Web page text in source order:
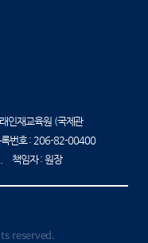
인재교육원 (국제관
번호 : 206-82-00400
. 책임자 : 원장
reserved.